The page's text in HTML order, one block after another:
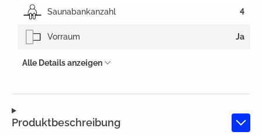
Produktbeschreibung
Saunabankanzahl 4
Vorraum Ja
Alle Details anzeigen